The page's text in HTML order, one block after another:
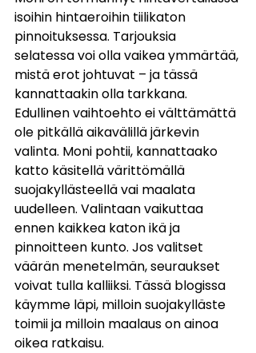
isoihin hintaeroihin tiilikaton
pinnoituksessa. Tarjouksia
selatessa voi olla vaikea ymmärtää,
mistä erot johtuvat – ja tässä
kannattaakin olla tarkkana.
Edullinen vaihtoehto ei välttämättä
ole pitkällä aikavälillä järkevin
valinta. Moni pohtii, kannattaako
katto käsitellä värittömällä
suojakyllästeellä vai maalata
uudelleen. Valintaan vaikuttaa
ennen kaikkea katon ikä ja
pinnoitteen kunto. Jos valitset
väärän menetelmän, seuraukset
voivat tulla kalliiksi. Tässä blogissa
käymme läpi, milloin suojakylläste
toimii ja milloin maalaus on ainoa
oikea ratkaisu.